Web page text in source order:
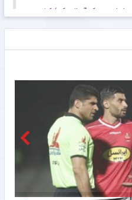
کیانی و میرحسینی در جمع ۲۰ تکواندوکار برتر جهان
در جهان
ندادن بانوان به ورزشگاه امام رضا مشهد
– مسعود شجاعی این بار در مازندران؟
| سقوط پرسپولیس و صعود استقلال